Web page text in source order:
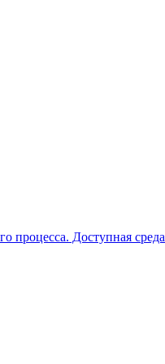
процесса. Доступная среда